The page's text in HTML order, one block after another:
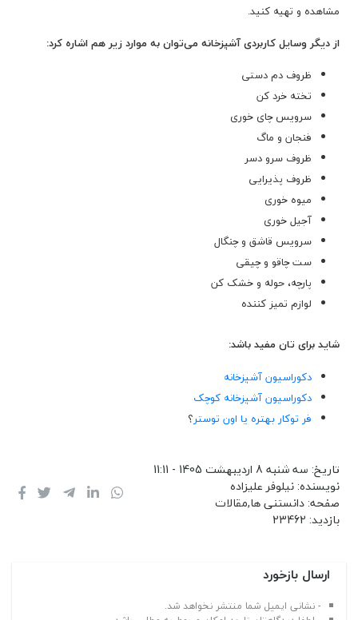
مشاهده و تهیه کنید.
از دیگر وسایل کاربردی آشپزخانه می‌توان به موارد زیر هم اشاره کرد:
ظروف دم دستی
تخته خرد کن
سرویس چای خوری
فنجان و ماگ
ظروف سرو دسر
ظروف پذیرایی
میوه خوری
آجیل خوری
سرویس قاشق و چنگال
ست چاقو و چیقی
پارچه، حوله و خشک کن
لوازم تمیز کننده
شاید برای تان مفید باشد:
دکوراسیون آشپزخانه
دکوراسیون آشپزخانه کوچک
فر توکار بهتره یا اون توستر؟
تاریخ: سه شنبه 8 اردیبهشت 1405 - 11:11
نویسنده:نیلوفر علیزاده
صفحه:دانستنی ها,مقالات
بازدید: 23462
ارسال بازخورد
- نشانی ایمیل شما منتشر نخواهد شد.